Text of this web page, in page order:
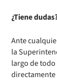
¿Tiene
Ante
la
largo de
directamente